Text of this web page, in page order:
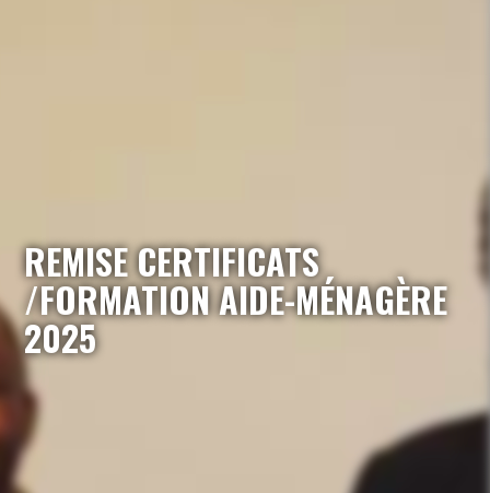
REMISE CERTIFICATS
/FORMATION AIDE-MÉNAGÈRE
2025